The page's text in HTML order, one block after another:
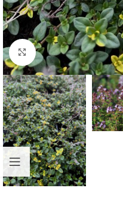
Suurenda